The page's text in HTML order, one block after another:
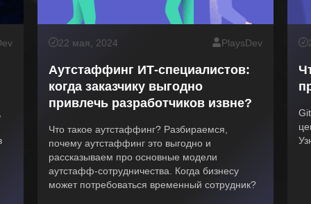
22 мая, 2024 PlaysDev
Аутстаффинг ИТ-специалистов:
когда заказчику выгодно
привлечь разработчиков извне?
Что такое аутстаффинг? Разбираемся,
почему аутстаффинг это выгодно и
рассказываем про основные модели
аутстафф-сотрудничества. Когда бизнесу
может потребоваться временный сотрудник?